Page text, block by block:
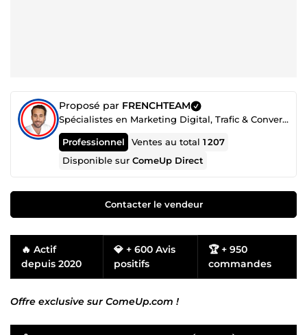
Proposé par FRENCHTEAM
Spécialistes en Marketing Digital, Trafic & Conversion
Professionnel Ventes au total1 207
Disponible surComeUp Direct
Contacter le vendeur
🔥 Actif
depuis 2020
💎 + 600 Avis
positifs
🏆 + 950
commandes
Offre exclusive sur ComeUp.com !